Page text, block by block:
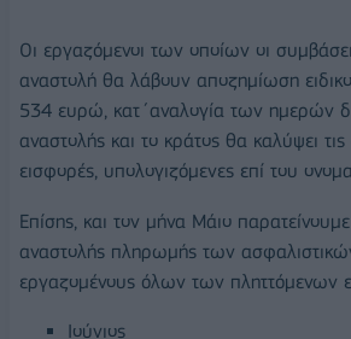
Οι εργαζόμενοι των οποίων οι
αναστολή θα λάβουν αποζημίωση
534 ευρώ, κατ΄αναλογία των ημερών
αναστολής και το κράτος θα καλύψει
εισφορές, υπολογιζόμενες επί του
Επίσης, και τον μήνα Μάιο
αναστολής πληρωμής των
εργαζομένους όλων των πληττόμενων
Ιούνιος